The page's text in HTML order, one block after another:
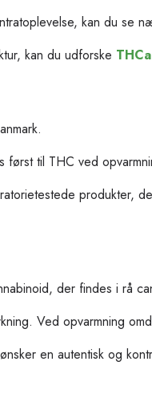
kan du se
kan du udforske
først til THC ved
produkter,
der findes i rå
Ved opvarmning
en autentisk og